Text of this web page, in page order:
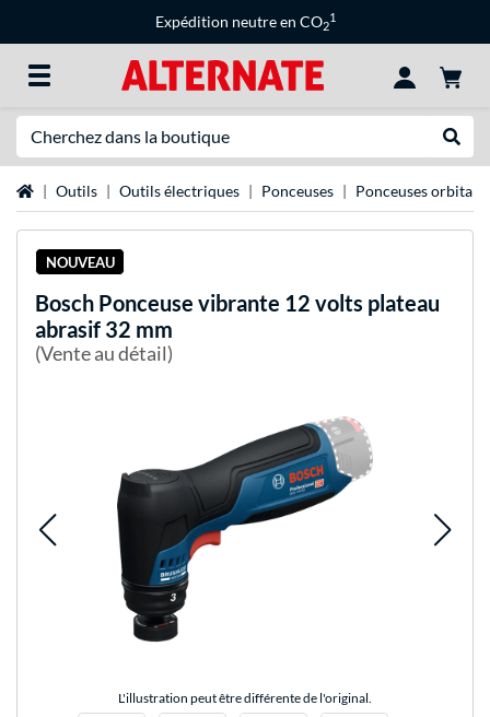
Expédition neutre en CO2
1
Page d'accueil
Outils Outils électriques Ponceuses Ponceuses orbitales
NOUVEAU
Bosch Ponceuse vibrante 12 volts plateau
abrasif 32 mm
(Vente au détail)
L'illustration peut être différente de l'original.